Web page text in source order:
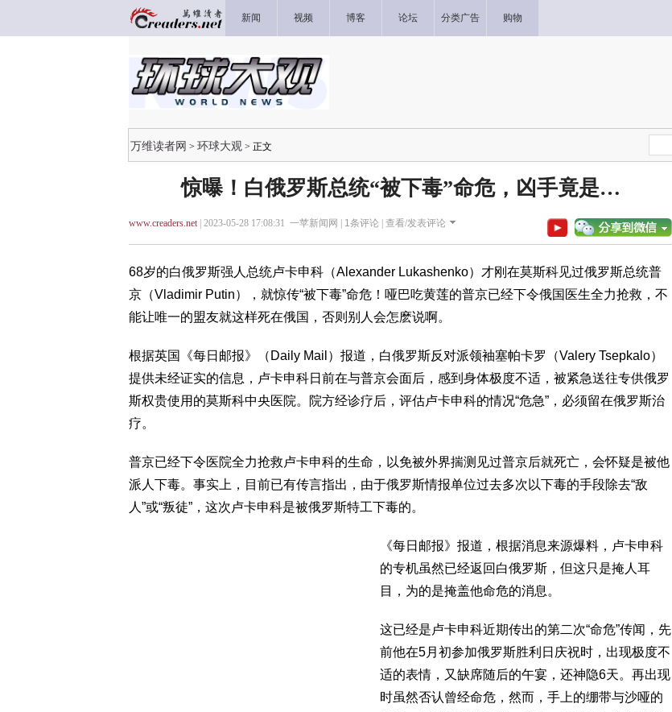
新闻 视频 博客 论坛 分类广告 购物
万维读者网 > 环球大观 > 正文
惊曝！白俄罗斯总统“被下毒”命危，凶手竟是…
www.creaders.net| 2023-05-28 17:08:31 一苹新闻网 | 1条评论 | 查看/发表评论
68岁的白俄罗斯强人总统卢卡申科（Alexander Lukashenko）才刚在莫斯科见过俄罗斯总统普
京（Vladimir Putin），就惊传“被下毒”命危！哑巴吃黄莲的普京已经下令俄国医生全力抢救，不
能让唯一的盟友就这样死在俄国，否则别人会怎麽说啊。
根据英国《每日邮报》（Daily Mail）报道，白俄罗斯反对派领袖塞帕卡罗（Valery Tsepkalo）
提供未经证实的信息，卢卡申科日前在与普京会面后，感到身体极度不适，被紧急送往专供俄罗
斯权贵使用的莫斯科中央医院。院方经诊疗后，评估卢卡申科的情况“危急”，必须留在俄罗斯治
疗。
普京已经下令医院全力抢救卢卡申科的生命，以免被外界揣测见过普京后就死亡，会怀疑是被他
派人下毒。事实上，目前已有传言指出，由于俄罗斯情报单位过去多次以下毒的手段除去“敌
人”或“叛徒”，这次卢卡申科是被俄罗斯特工下毒的。
《每日邮报》报道，根据消息来源爆料，卢卡申科
的专机虽然已经返回白俄罗斯，但这只是掩人耳
目，为的是掩盖他命危的消息。
这已经是卢卡申科近期传出的第二次“命危”传闻，先
前他在5月初参加俄罗斯胜利日庆祝时，出现极度不
适的表情，又缺席随后的午宴，还神隐6天。再出现
时虽然否认曾经命危，然而，手上的绷带与沙哑的